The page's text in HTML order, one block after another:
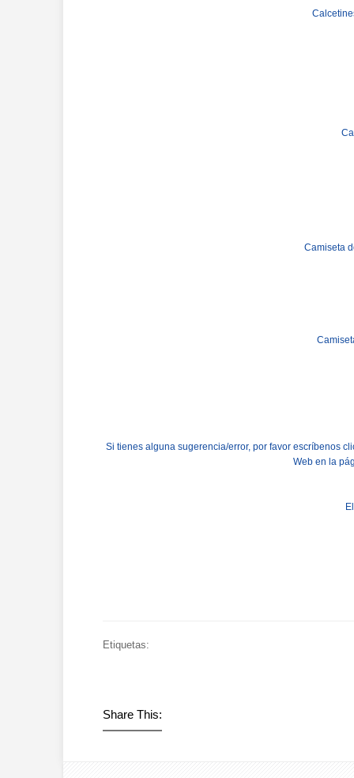
Camiseta
Si tienes alguna sugerencia/error, por favor escríbenos
Web en la
Etiquetas:
Share This: